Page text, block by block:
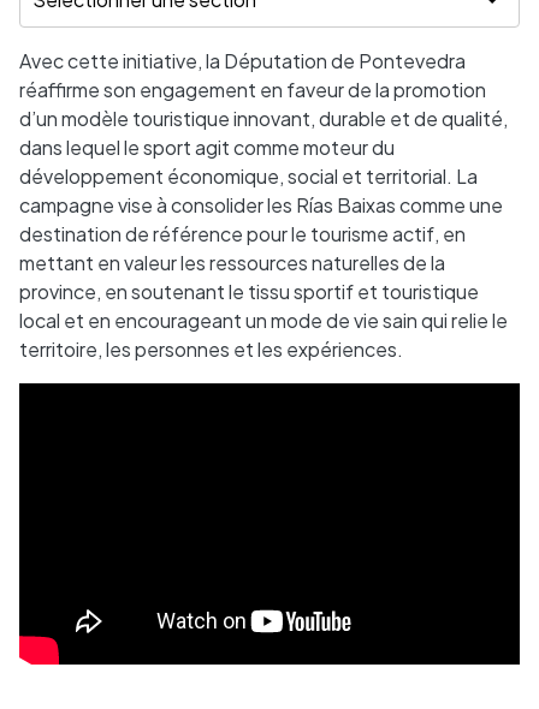
Avec cette initiative, la Députation de Pontevedra
réaffirme son engagement en faveur de la promotion
d’un modèle touristique innovant, durable et de qualité,
dans lequel le sport agit comme moteur du
développement économique, social et territorial. La
campagne vise à consolider les Rías Baixas comme une
destination de référence pour le tourisme actif, en
mettant en valeur les ressources naturelles de la
province, en soutenant le tissu sportif et touristique
local et en encourageant un mode de vie sain qui relie le
territoire, les personnes et les expériences.